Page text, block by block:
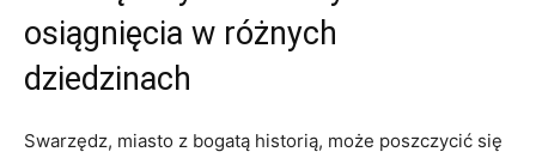
osiągnięcia w różnych
dziedzinach
Swarzędz, miasto z bogatą historią, może poszczycić się